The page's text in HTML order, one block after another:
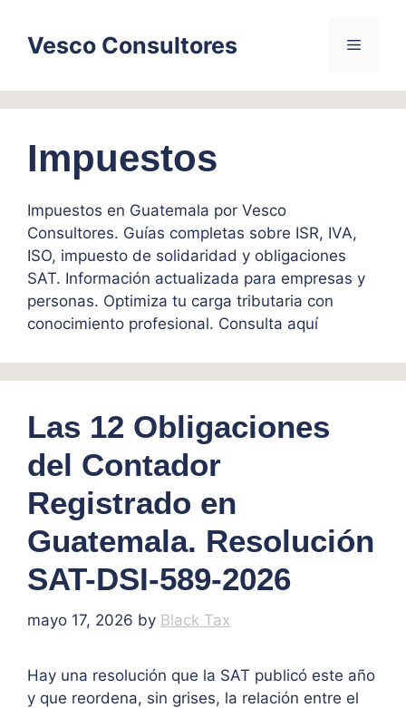
contentVesco Consultores Menu
Impuestos
Impuestos en Guatemala por Vesco
Consultores. Guías completas sobre ISR, IVA,
ISO, impuesto de solidaridad y obligaciones
SAT. Información actualizada para empresas y
personas. Optimiza tu carga tributaria con
conocimiento profesional. Consulta aquí
Las 12 Obligaciones
del Contador
Registrado en
Guatemala. Resolución
SAT-DSI-589-2026
mayo 17, 2026 by Black Tax
Hay una resolución que la SAT publicó este año
y que reordena, sin grises, la relación entre el